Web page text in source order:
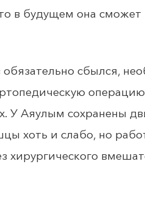
в будущем она сможет
сбылся,
операцию
У Аяулым сохранены
хоть и слабо, но
хирургического